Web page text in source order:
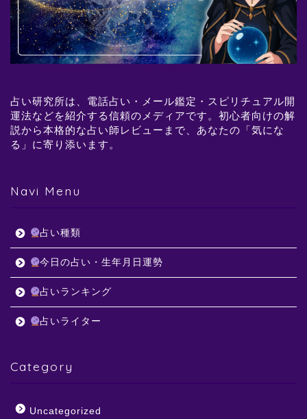
占い研究所は、電話占い・メール鑑定・スピリチュアル開
運法などを紹介する信頼のメディアです。初心者向けの解
説から本格的な占い師レビューまで、あなたの「気にな
る」に寄り添います。
Navi Menu
占い種類
今日の占い・生年月日運勢
占いランキング
占いライター
Category
Uncategorized